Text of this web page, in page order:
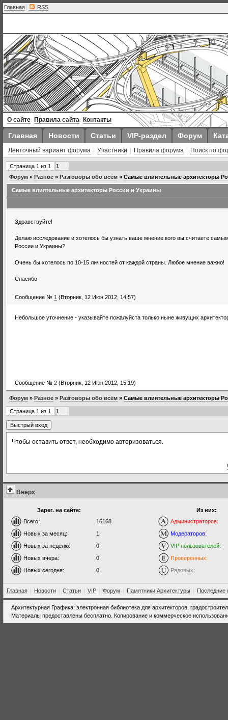
Главная | RSS
О сайте Правила сайта Контакты
Главная Новости Статьи VIP-раздел Форум
Ленточный вариант форума Участники Правила форума Поиск по
Страница 1 из 1
1
Форум » Разное » Разговоры обо всём » Самые влиятельные архитекторы
Самые влиятельные архитекторы России и Украины
Здравствуйте!
Делаю исследование и хотелось бы узнать ваше мнение кого вы считаете
России и Украины?
Очень бы хотелось по 10-15 личностей от каждой страны. Любое мнение важно!
Спасибо
Сообщение № 1 (Вторник, 12 Июн 2012, 14:57)
Небольшое уточнение - указывайте пожалуйста только ныне живущих
Сообщение № 2 (Вторник, 12 Июн 2012, 15:19)
Форум » Разное » Разговоры обо всём » Самые влиятельные архитекторы
Страница 1 из 1 1
Чтобы оставить ответ, необходимо авторизоваться.
Вверх
Зарег. на сайте:
Всего:
16168
Новых за месяц:
1
Новых за неделю:
0
Новых вчера:
0
Новых сегодня:
0
Из них:
Администраторов:
Модераторов:
VIP пользователей:
Проверенных:
Рядовых:
Главная | Новости | Статьи | VIP | Форум | Памятники Архитектуры | Последние
Архитектурная Графика: электронная библиотека для архитекторов,
Материалы предоставлены бесплатно. Копирование и коммерческое